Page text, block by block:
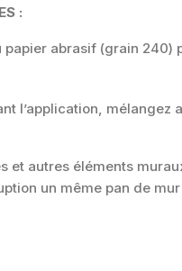
:
abrasif (grain 240)
l’application,
et autres éléments
un même pan de